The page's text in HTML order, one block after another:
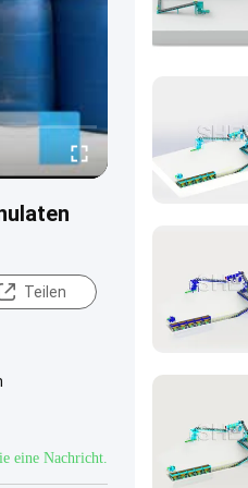
Teilen
eine Nachricht.